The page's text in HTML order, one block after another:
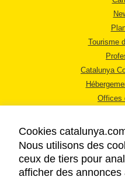
Tourisme
Catalunya
Offices
Cookies
Nous utilisons des
ceux de tiers pour
afficher des annonces